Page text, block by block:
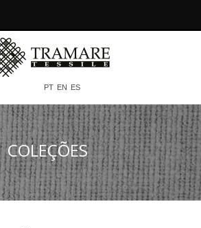
PT EN ES
COLEÇÕES